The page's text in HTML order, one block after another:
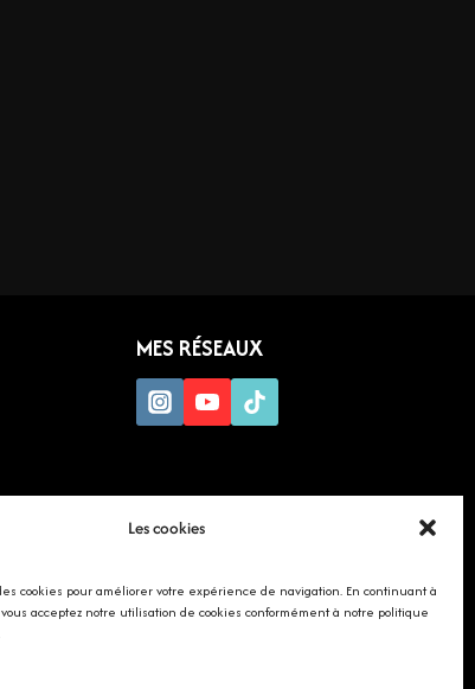
Les cookies
cookies pour améliorer votre expérience de navigation. En continuant à
acceptez notre utilisation de cookies conformément à notre politique
MES RÉSEAUX